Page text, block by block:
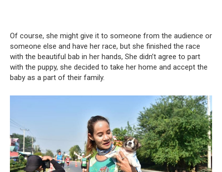
Of course, she might give it to someone from the audience or
someone else and have her race, but she finished the race
with the beautiful bab in her hands, She didn’t agree to part
with the puppy, she decided to take her home and accept the
baby as a part of their family.